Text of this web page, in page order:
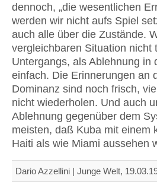
dennoch, „die wesentlichen
werden wir nicht aufs Spiel
auch alle über die Zustände.
vergleichbaren Situation nicht
Untergangs, als Ablehnung in
einfach. Die Erinnerungen an
Dominanz sind noch frisch,
nicht wiederholen. Und auch
Ablehnung gegenüber dem
meisten, daß Kuba mit einem
Haiti als wie Miami aussehen
Dario Azzellini | Junge Welt,